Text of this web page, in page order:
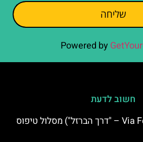
שליחה
Powered by
חשוב לדעת
ויה פראטה (Via Ferrata – "דרך הברזל") מסלול טיפוס